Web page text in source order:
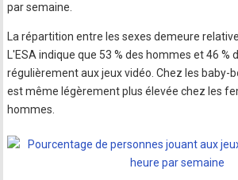
par semaine.
La répartition entre les sexes demeure
L'ESA indique que 53 % des hommes et 46
régulièrement aux jeux vidéo. Chez les baby-
est même légèrement plus élevée chez les
hommes.